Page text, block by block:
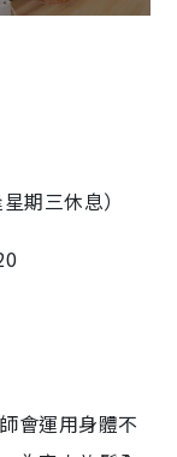
期三休息）
會運用身體不